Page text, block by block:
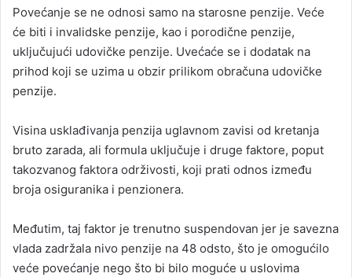
Povećanje se ne odnosi samo na starosne penzije. Veće
će biti i invalidske penzije, kao i porodične penzije,
uključujući udovičke penzije. Uvećaće se i dodatak na
prihod koji se uzima u obzir prilikom obračuna udovičke
penzije.
Visina usklađivanja penzija uglavnom zavisi od kretanja
bruto zarada, ali formula uključuje i druge faktore, poput
takozvanog faktora održivosti, koji prati odnos između
broja osiguranika i penzionera.
Međutim, taj faktor je trenutno suspendovan jer je savezna
vlada zadržala nivo penzije na 48 odsto, što je omogućilo
veće povećanje nego što bi bilo moguće u uslovima